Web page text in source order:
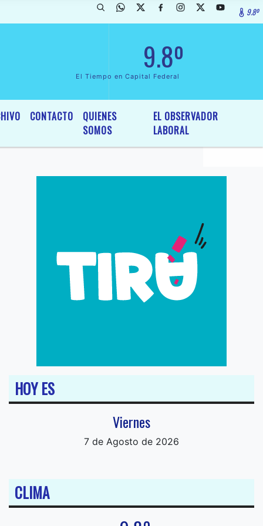
InterÃ©s General y Legislativo, por Ordenanza NÂº 6236/19 del9.8º
9.8º
El Tiempo en Capital Federal
CONTACTO
QUIENES
SOMOS
EL OBSERVADOR
LABORAL
HOY ES
Viernes
7 de Agosto de 2026
CLIMA